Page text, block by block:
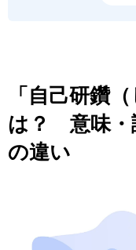
社会人の自己研鑽
トレンド
総務省「社会生
発・訓練の行動者率
取り組み内容の
読が主流
「自己研鑽
は？ 意味・
の違い